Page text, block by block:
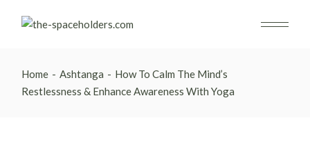
Home Ashtanga
How To Calm The Mind’s
Restlessness & Enhance Awareness With Yoga